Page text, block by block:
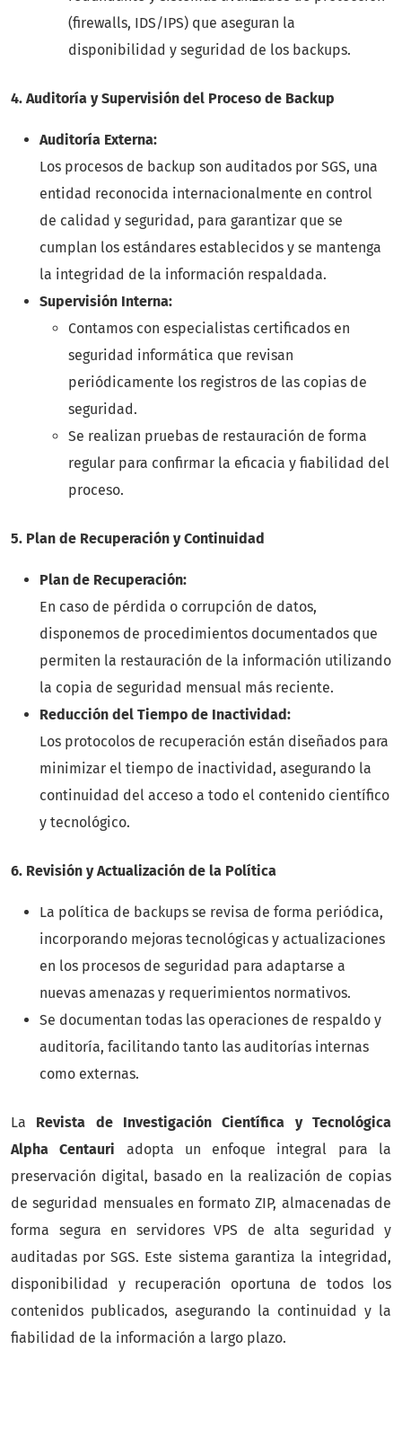
(firewalls, IDS/IPS) que aseguran la
disponibilidad y seguridad de los backups.
4. Auditoría y Supervisión del Proceso de Backup
Auditoría Externa:
Los procesos de backup son auditados por SGS, una
entidad reconocida internacionalmente en control
de calidad y seguridad, para garantizar que se
cumplan los estándares establecidos y se mantenga
la integridad de la información respaldada.
Supervisión Interna:
Contamos con especialistas certificados en
seguridad informática que revisan
periódicamente los registros de las copias de
seguridad.
Se realizan pruebas de restauración de forma
regular para confirmar la eficacia y fiabilidad del
proceso.
5. Plan de Recuperación y Continuidad
Plan de Recuperación:
En caso de pérdida o corrupción de datos,
disponemos de procedimientos documentados que
permiten la restauración de la información utilizando
la copia de seguridad mensual más reciente.
Reducción del Tiempo de Inactividad:
Los protocolos de recuperación están diseñados para
minimizar el tiempo de inactividad, asegurando la
continuidad del acceso a todo el contenido científico
y tecnológico.
6. Revisión y Actualización de la Política
La política de backups se revisa de forma periódica,
incorporando mejoras tecnológicas y actualizaciones
en los procesos de seguridad para adaptarse a
nuevas amenazas y requerimientos normativos.
Se documentan todas las operaciones de respaldo y
auditoría, facilitando tanto las auditorías internas
como externas.
La Revista de Investigación Científica y Tecnológica
Alpha Centauri adopta un enfoque integral para la
preservación digital, basado en la realización de copias
de seguridad mensuales en formato ZIP, almacenadas de
forma segura en servidores VPS de alta seguridad y
auditadas por SGS. Este sistema garantiza la integridad,
disponibilidad y recuperación oportuna de todos los
contenidos publicados, asegurando la continuidad y la
fiabilidad de la información a largo plazo.